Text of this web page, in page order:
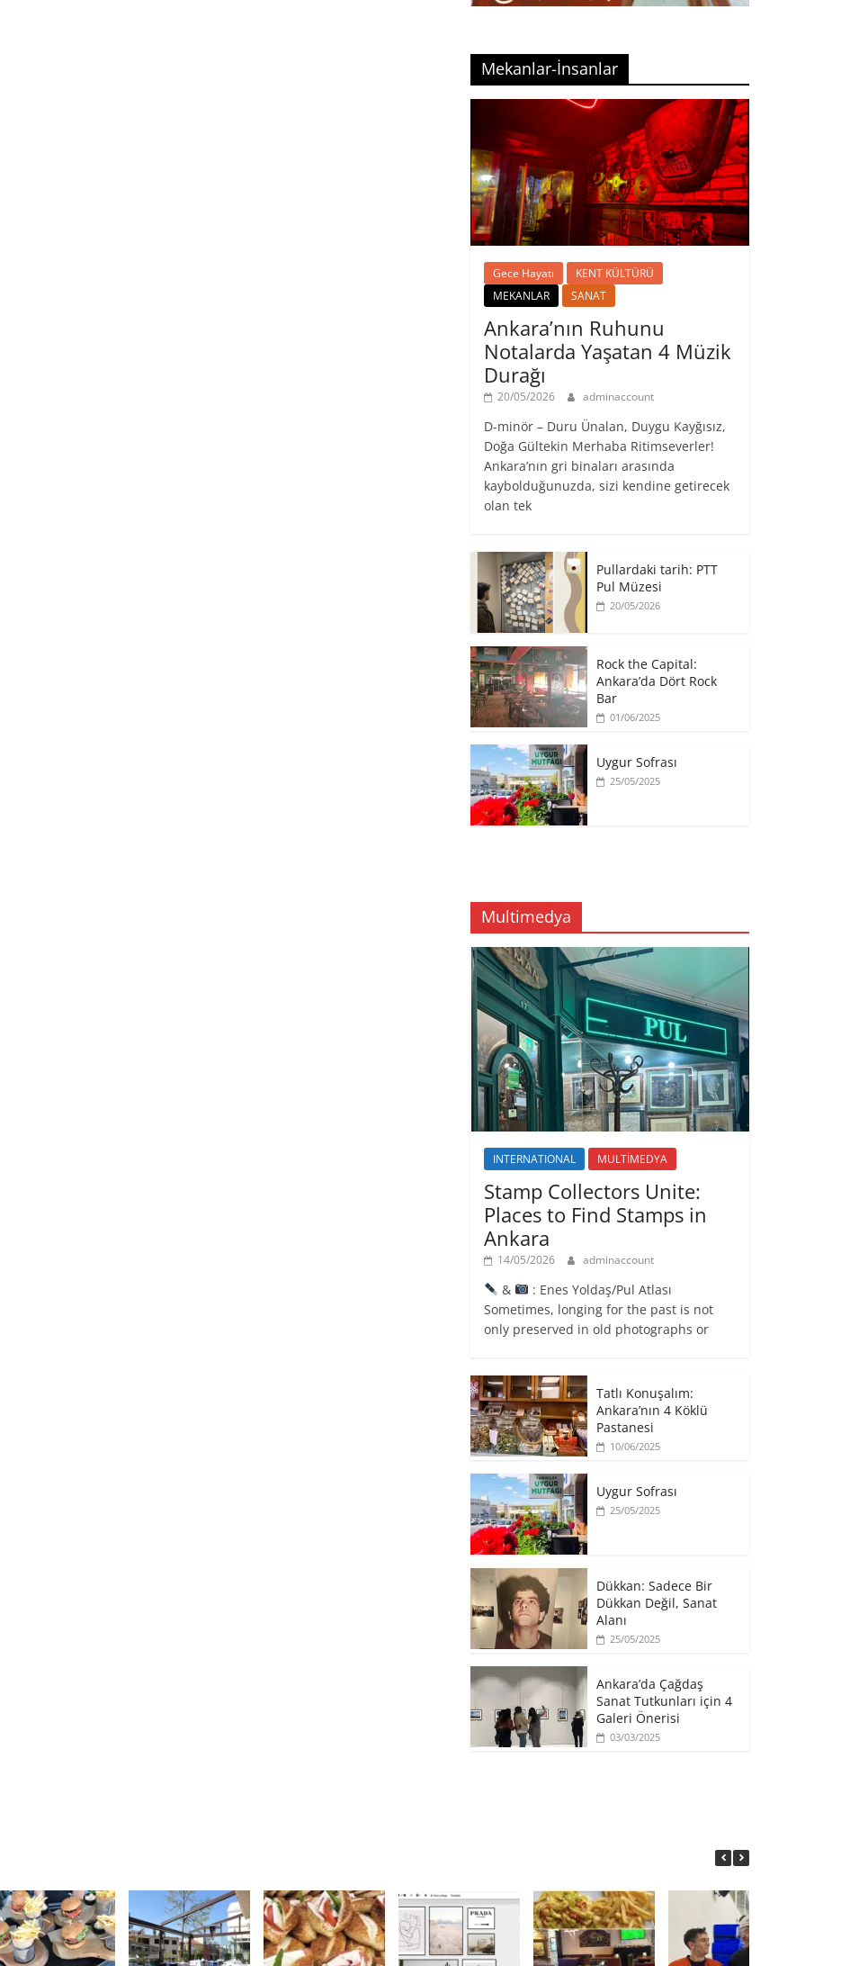
Mekanlar-İnsanlar
Gece Hayatı
KENT KÜLTÜRÜ
MEKANLAR
SANAT
Ankara’nın Ruhunu
Notalarda Yaşatan 4 Müzik
Durağı
20/05/2026 adminaccount
D-minör – Duru Ünalan, Duygu Kayğısız,
Doğa Gültekin Merhaba Ritimseverler!
Ankara’nın gri binaları arasında
kaybolduğunuzda, sizi kendine getirecek
olan tek
Pullardaki tarih: PTT
Pul Müzesi
20/05/2026
Rock the Capital:
Ankara’da Dört Rock
Bar
01/06/2025
Uygur Sofrası
25/05/2025
Multimedya
INTERNATIONAL MULTİMEDYA
Stamp Collectors Unite:
Places to Find Stamps in
Ankara
14/05/2026 adminaccount
&
: Enes Yoldaş/Pul Atlası
Sometimes, longing for the past is not
only preserved in old photographs or
Tatlı Konuşalım:
Ankara’nın 4 Köklü
Pastanesi
10/06/2025
Uygur Sofrası
25/05/2025
​Dükkan: Sadece Bir
Dükkan Değil, Sanat
Alanı
25/05/2025
Ankara’da Çağdaş
Sanat Tutkunları için 4
Galeri Önerisi
03/03/2025